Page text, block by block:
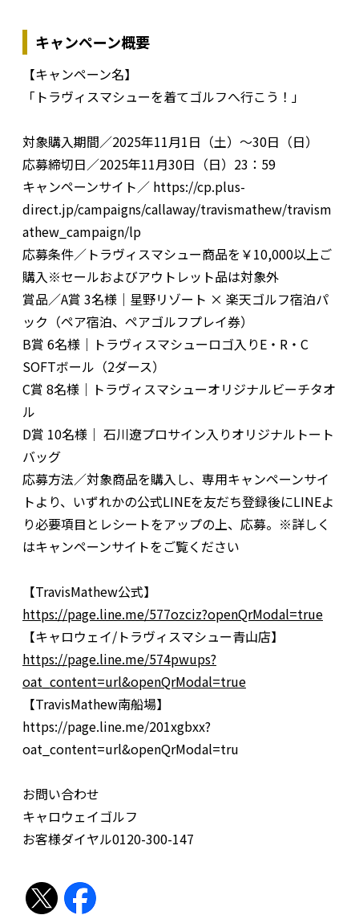
キャンペーン概要
【キャンペーン名】
「トラヴィスマシューを着てゴルフへ行こう！」
対象購入期間／2025年11月1日（土）～30日（日）
応募締切日／2025年11月30日（日）23：59
キャンペーンサイト／ https://cp.plus-
direct.jp/campaigns/callaway/travismathew/travism
athew_campaign/lp
応募条件／トラヴィスマシュー商品を￥10,000以上ご
購入※セールおよびアウトレット品は対象外
賞品／A賞 3名様｜星野リゾート × 楽天ゴルフ宿泊パ
ック（ペア宿泊、ペアゴルフプレイ券）
B賞 6名様｜トラヴィスマシューロゴ入りE・R・C
SOFTボール（2ダース）
C賞 8名様｜トラヴィスマシューオリジナルビーチタオ
ル
D賞 10名様｜ 石川遼プロサイン入りオリジナルトート
バッグ
応募方法／対象商品を購入し、専用キャンペーンサイ
トより、いずれかの公式LINEを友だち登録後にLINEよ
り必要項目とレシートをアップの上、応募。※詳しく
はキャンペーンサイトをご覧ください
【TravisMathew公式】
https://page.line.me/577ozciz?openQrModal=true
【キャロウェイ/トラヴィスマシュー青山店】
https://page.line.me/574pwups?
oat_content=url&openQrModal=true
【TravisMathew南船場】
https://page.line.me/201xgbxx?
oat_content=url&openQrModal=tru
お問い合わせ
キャロウェイゴルフ
お客様ダイヤル0120-300-147